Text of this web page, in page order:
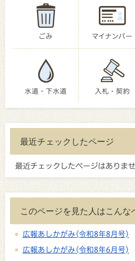
ごみ マイナンバー
水道・下水道 入札・契約
最近チェックしたページ
最近チェックしたページはありませ
このページを見た人はこんな
広報あしかがみ(令和8年8月号)
広報あしかがみ(令和8年6月号)